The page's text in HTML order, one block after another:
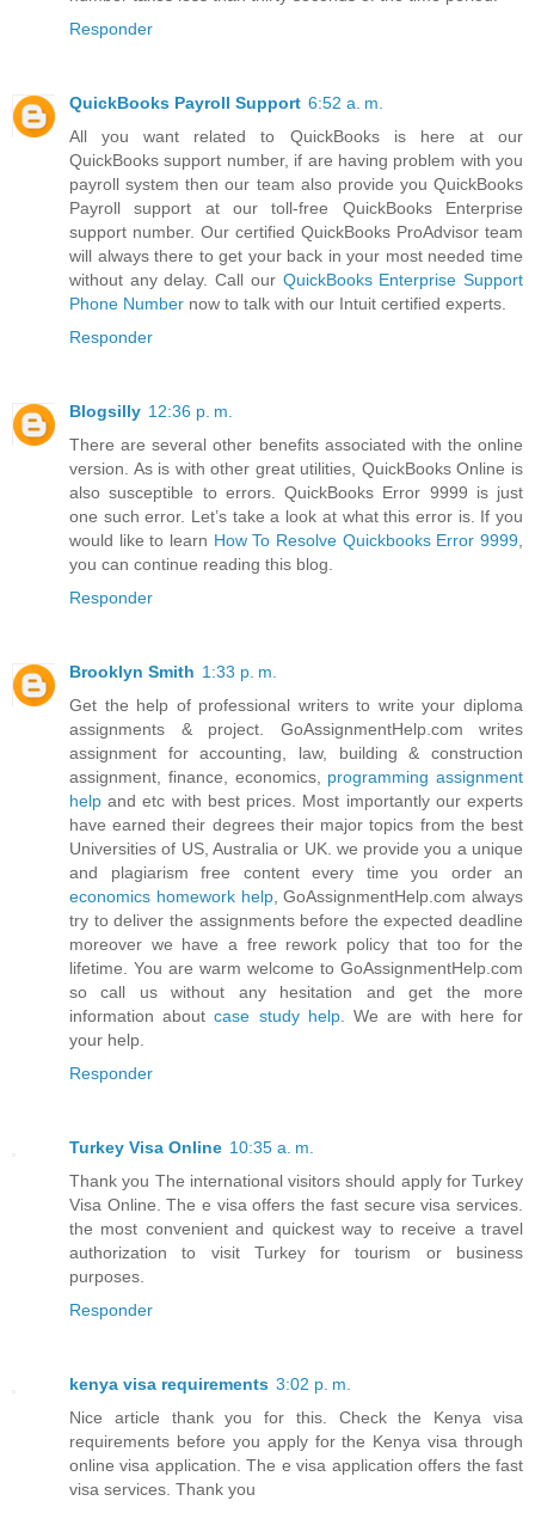
Responder
QuickBooks Payroll Support 6:52 a. m.
All you want related to QuickBooks is here at our
QuickBooks support number, if are having problem with you
payroll system then our team also provide you QuickBooks
Payroll support at our toll-free QuickBooks Enterprise
support number. Our certified QuickBooks ProAdvisor team
will always there to get your back in your most needed time
without any delay. Call our QuickBooks Enterprise Support
Phone Number now to talk with our Intuit certified experts.
Responder
Blogsilly 12:36 p. m.
There are several other benefits associated with the online
version. As is with other great utilities, QuickBooks Online is
also susceptible to errors. QuickBooks Error 9999 is just
one such error. Let’s take a look at what this error is. If you
would like to learn How To Resolve Quickbooks Error 9999
you can continue reading this blog.
Responder
Brooklyn Smith 1:33 p. m.
Get the help of professional writers to write your diploma
assignments & project. GoAssignmentHelp.com writes
assignment for accounting, law, building & construction
assignment, finance, economics, programming assignment
help and etc with best prices. Most importantly our experts
have earned their degrees their major topics from the best
Universities of US, Australia or UK. we provide you a unique
and plagiarism free content every time you order an
economics homework help, GoAssignmentHelp.com always
try to deliver the assignments before the expected deadline
moreover we have a free rework policy that too for the
lifetime. You are warm welcome to GoAssignmentHelp.com
so call us without any hesitation and get the more
information aboutcase study help. We are with here for
your help.
Responder
Turkey Visa Online 10:35 a. m.
Thank you The international visitors should apply for Turkey
Visa Online. The e visa offers the fast secure visa services.
the most convenient and quickest way to receive a travel
authorization to visit Turkey for tourism or business
purposes.
Responder
kenya visa requirements 3:02 p. m.
Nice article thank you for this. Check the Kenya visa
requirements before you apply for the Kenya visa through
online visa application. The e visa application offers the fast
visa services. Thank you